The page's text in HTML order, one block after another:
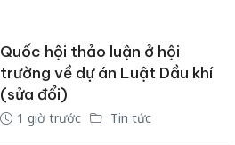
Quốc hội thảo luận ở hội
trường về dự án Luật Dầu khí
(sửa đổi)
1 giờ trước Tin tức